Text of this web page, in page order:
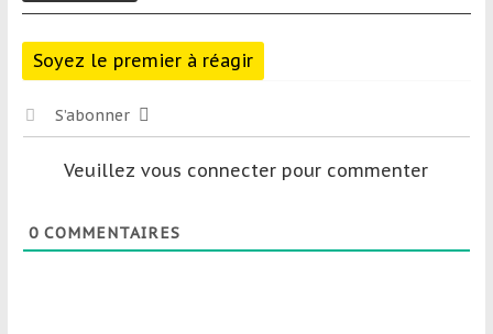
Soyez le premier à réagir
S’abonner
Veuillez vous connecter pour commenter
0COMMENTAIRES